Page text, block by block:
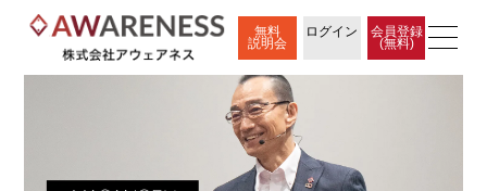
無料
説明会
ログイン
会員登録
(無料)